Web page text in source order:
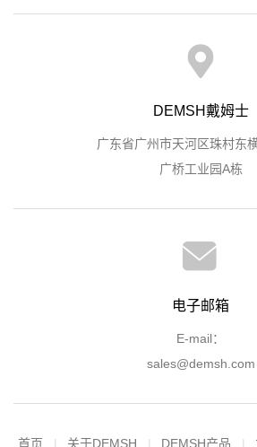
DEMSH戴姆士
广东省广州市天河区珠村东
广桥工业园A栋
电子邮箱
E-mail：
sales@demsh.com
首页 关于DEMSH DEMSH产品